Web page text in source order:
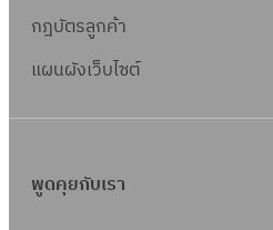
กฎบัตรลูกค้า
แผนผังเว็บไซต์
พูดคุยกับเรา